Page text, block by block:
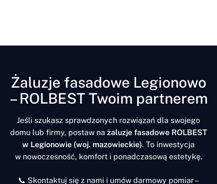
Żaluzje fasadowe Legionowo
– ROLBEST Twoim partnerem
Jeśli szukasz sprawdzonych rozwiązań dla swojego
domu lub firmy, postaw na żaluzje fasadowe ROLBEST
w Legionowie (woj. mazowieckie). To inwestycja
w nowoczesność, komfort i ponadczasową estetykę.
📞 Skontaktuj się z nami i umów darmowy pomiar –